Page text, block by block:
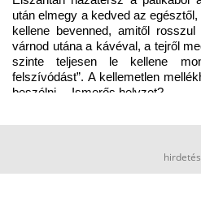
után elmegy a kedved az
kellene bevenned, amitől
várnod utána a kávéval, a tejről
szinte teljesen le kellene
felszívódást”. A kellemetlen
beszélni… Ismerős helyzet?
hirdetés